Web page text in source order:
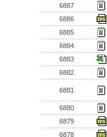
6887
6886
6885
6884
6883
6882
6881
6880
6879
6878